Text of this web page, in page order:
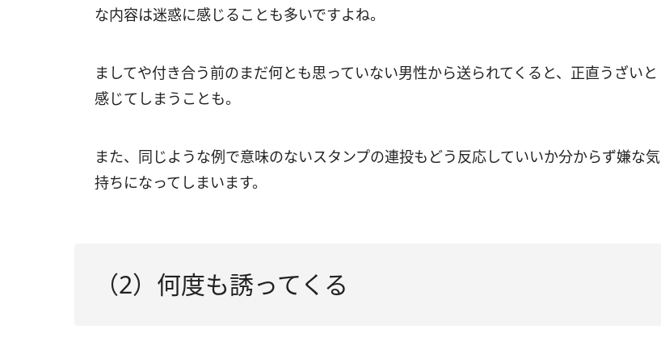
な内容は迷惑に感じることも多いですよね。
ましてや付き合う前のまだ何とも思っていない男性から送られてくると、正直うざいと
感じてしまうことも。
また、同じような例で意味のないスタンプの連投もどう反応していいか分からず嫌な気
持ちになってしまいます。
（2）何度も誘ってくる